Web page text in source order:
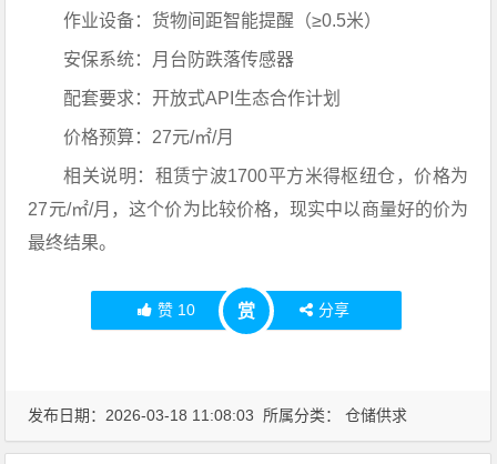
作业设备：货物间距智能提醒（≥0.5米）
安保系统：月台防跌落传感器
配套要求：开放式API生态合作计划
价格预算：27元/㎡/月
相关说明：租赁宁波1700平方米得枢纽仓，价格为
27元/㎡/月，这个价为比较价格，现实中以商量好的价为
最终结果。
赞 10 赏 分享
发布日期：2026-03-18 11:08:03 所属分类：仓储供求